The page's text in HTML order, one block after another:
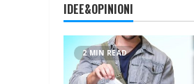
IDEE&OPINIONI
2 MIN READ